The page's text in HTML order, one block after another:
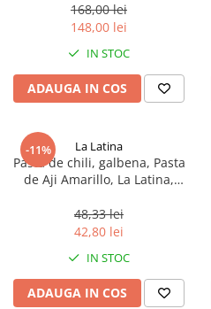
168,00 lei
148,00 lei
IN STOC
ADAUGA IN COS
-11% La Latina
Pasta de chili, galbena, Pasta
de Aji Amarillo, La Latina,
48,33 lei
42,80 lei
IN STOC
ADAUGA IN COS